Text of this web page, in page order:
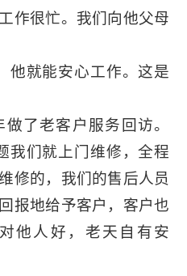
作很忙。我们向他父母
就能安心工作。这是
了老客户服务回访。
我们就上门维修，全程
修的，我们的售后人员
报地给予客户，客户也
他人好，老天自有安